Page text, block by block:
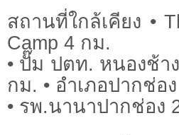
สถานที่ใกล้เคียง •
Camp 4 กม.
• ปั๊ม ปตท. หนองช้า
กม. • อำเภอปากช่อ
• รพ.นานาปากช่อง